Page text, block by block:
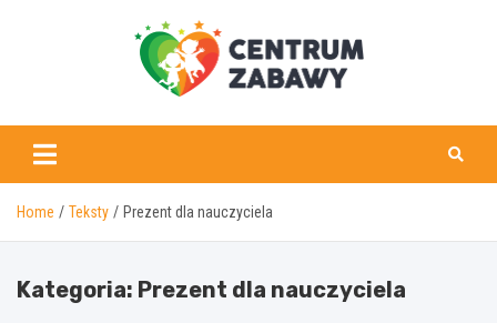
centrumzabawy.pl
Home Teksty Prezent dla nauczyciela
Kategoria: Prezent dla nauczyciela